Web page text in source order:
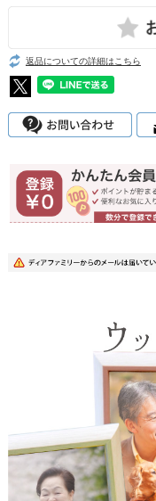
返品についての詳細はこちら